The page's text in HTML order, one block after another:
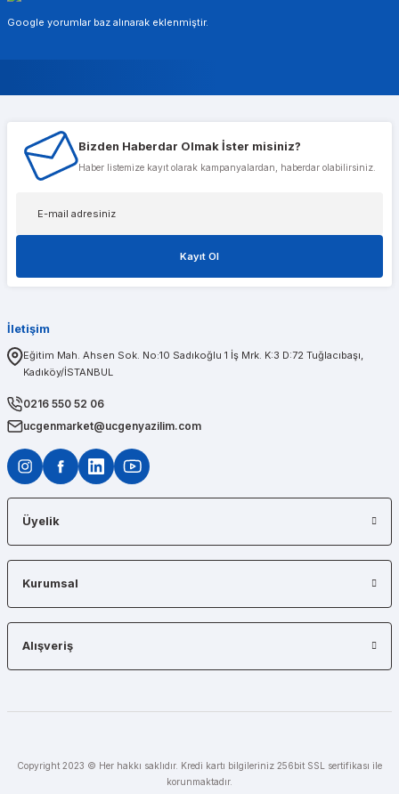
Google yorumlar baz alınarak eklenmiştir.
Murat Gencer
Musterileri ile cok alakali, temsilcileri ise cok nazik ve ilgili
Tolga Koç
Bizden Haberdar Olmak İster misiniz?
Haber listemize kayıt olarak kampanyalardan, haberdar olabilirsiniz.
Kayıt Ol
İletişim
Eğitim Mah. Ahsen Sok. No:10 Sadıkoğlu 1 İş Mrk. K:3 D:72 Tuğlacıbaşı,
Kadıköy/İSTANBUL
0216 550 52 06
ucgenmarket@ucgenyazilim.com
Üyelik
Kurumsal
Alışveriş
Copyright 2023 © Her hakkı saklıdır. Kredi kartı bilgileriniz 256bit SSL sertifikası ile
korunmaktadır.